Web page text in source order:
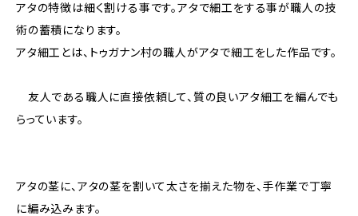
アタの特徴は細く割ける事です。アタで細工をする事が職人の技
術の蓄積になります。
アタ細工とは、トゥガナン村の職人がアタで細工をした作品です。
友人である職人に直接依頼して、質の良いアタ細工を編んでも
らっています。
アタの茎に、アタの茎を割いて太さを揃えた物を、手作業で丁寧
に編み込みます。